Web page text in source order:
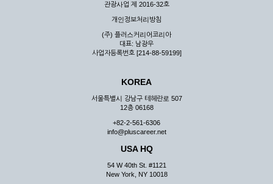
관광사업 제 2016-32호
개인정보처리방침
(주) 플러스커리어코리아
대표: 남광우
사업자등록번호 [214-88-59199]
KOREA
서울특별시 강남구 테헤란로 507
12층 06168
+82-2-561-6306
info@pluscareer.net
USA HQ
54 W 40th St. #1121
New York, NY 10018